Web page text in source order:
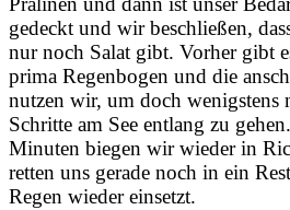
gedeckt und wir beschließen,
nur noch Salat gibt. Vorher gibt
prima Regenbogen und die
nutzen wir, um doch wenigstens
Schritte am See entlang zu
Minuten biegen wir wieder in
retten uns gerade noch in ein
Regen wieder einsetzt.